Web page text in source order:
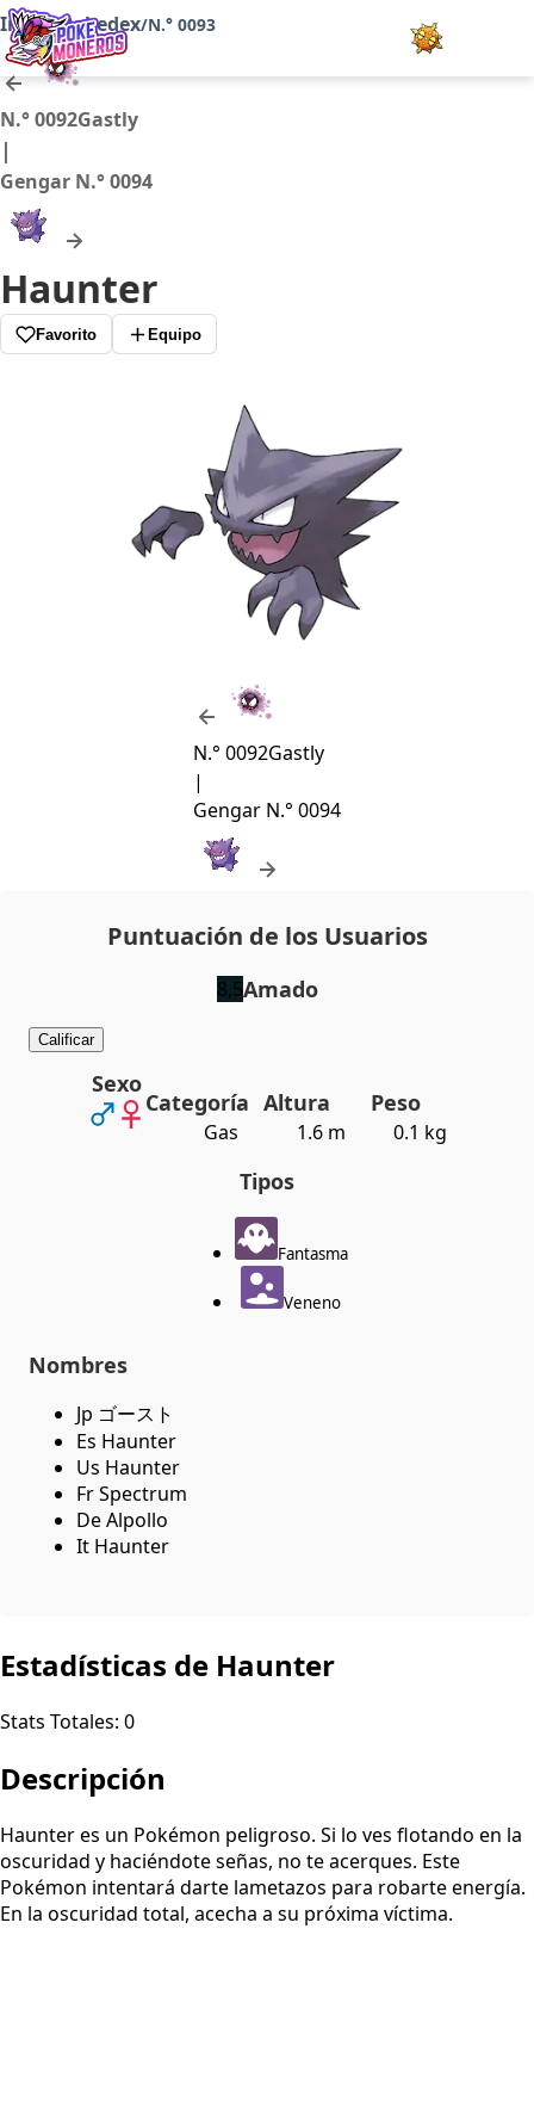
Juegos
Pokédex
Team Builder
Tabla de Tipos
Inicio/Pokedex/N.° 0093
N.° 0092Gastly
|
Gengar N.° 0094
Haunter
Favorito Equipo
N.° 0092Gastly
|
Gengar N.° 0094
Sexo
Categoría
Gas
Altura
1.6 m
Peso
0.1 kg
Tipos
Fantasma
Veneno
Nombres
Jp ゴースト
Es Haunter
Us Haunter
Fr Spectrum
De Alpollo
It Haunter
Puntuación de los Usuarios
8,5Amado
Calificar
Estadísticas de Haunter
Stats Totales: 0
Descripción
Haunter es un Pokémon peligroso. Si lo ves flotando en la
oscuridad y haciéndote señas, no te acerques. Este
Pokémon intentará darte lametazos para robarte energía.
En la oscuridad total, acecha a su próxima víctima.